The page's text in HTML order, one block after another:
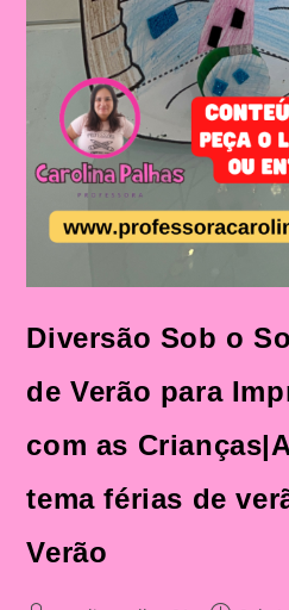
Diversão Sob o
de Verão para
com as
tema férias de
Verão